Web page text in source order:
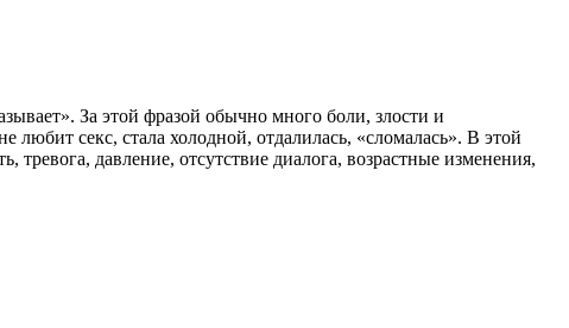
За этой фразой обычно много боли, злости и
секс, стала холодной, отдалилась, «сломалась». В этой
давление, отсутствие диалога, возрастные изменения,